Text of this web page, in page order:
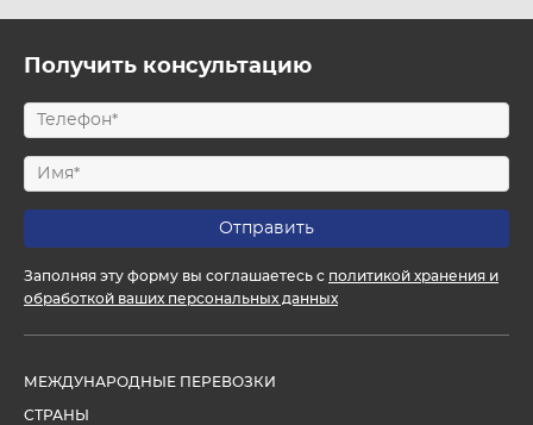
Получить консультацию
Заполняя эту форму вы соглашаетесь с политикой хранения и
обработкой ваших персональных данных
МЕЖДУНАРОДНЫЕ ПЕРЕВОЗКИ
СТРАНЫ